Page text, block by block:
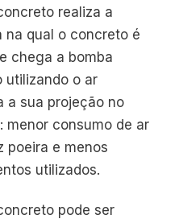
realiza a
na qual o concreto é
chega a bomba
utilizando o ar
a sua projeção no
menor consumo de ar
poeira e menos
utilizados.
pode ser